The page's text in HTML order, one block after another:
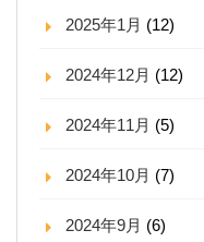
2025年1月 (12)
2024年12月 (12)
2024年11月 (5)
2024年10月 (7)
2024年9月 (6)